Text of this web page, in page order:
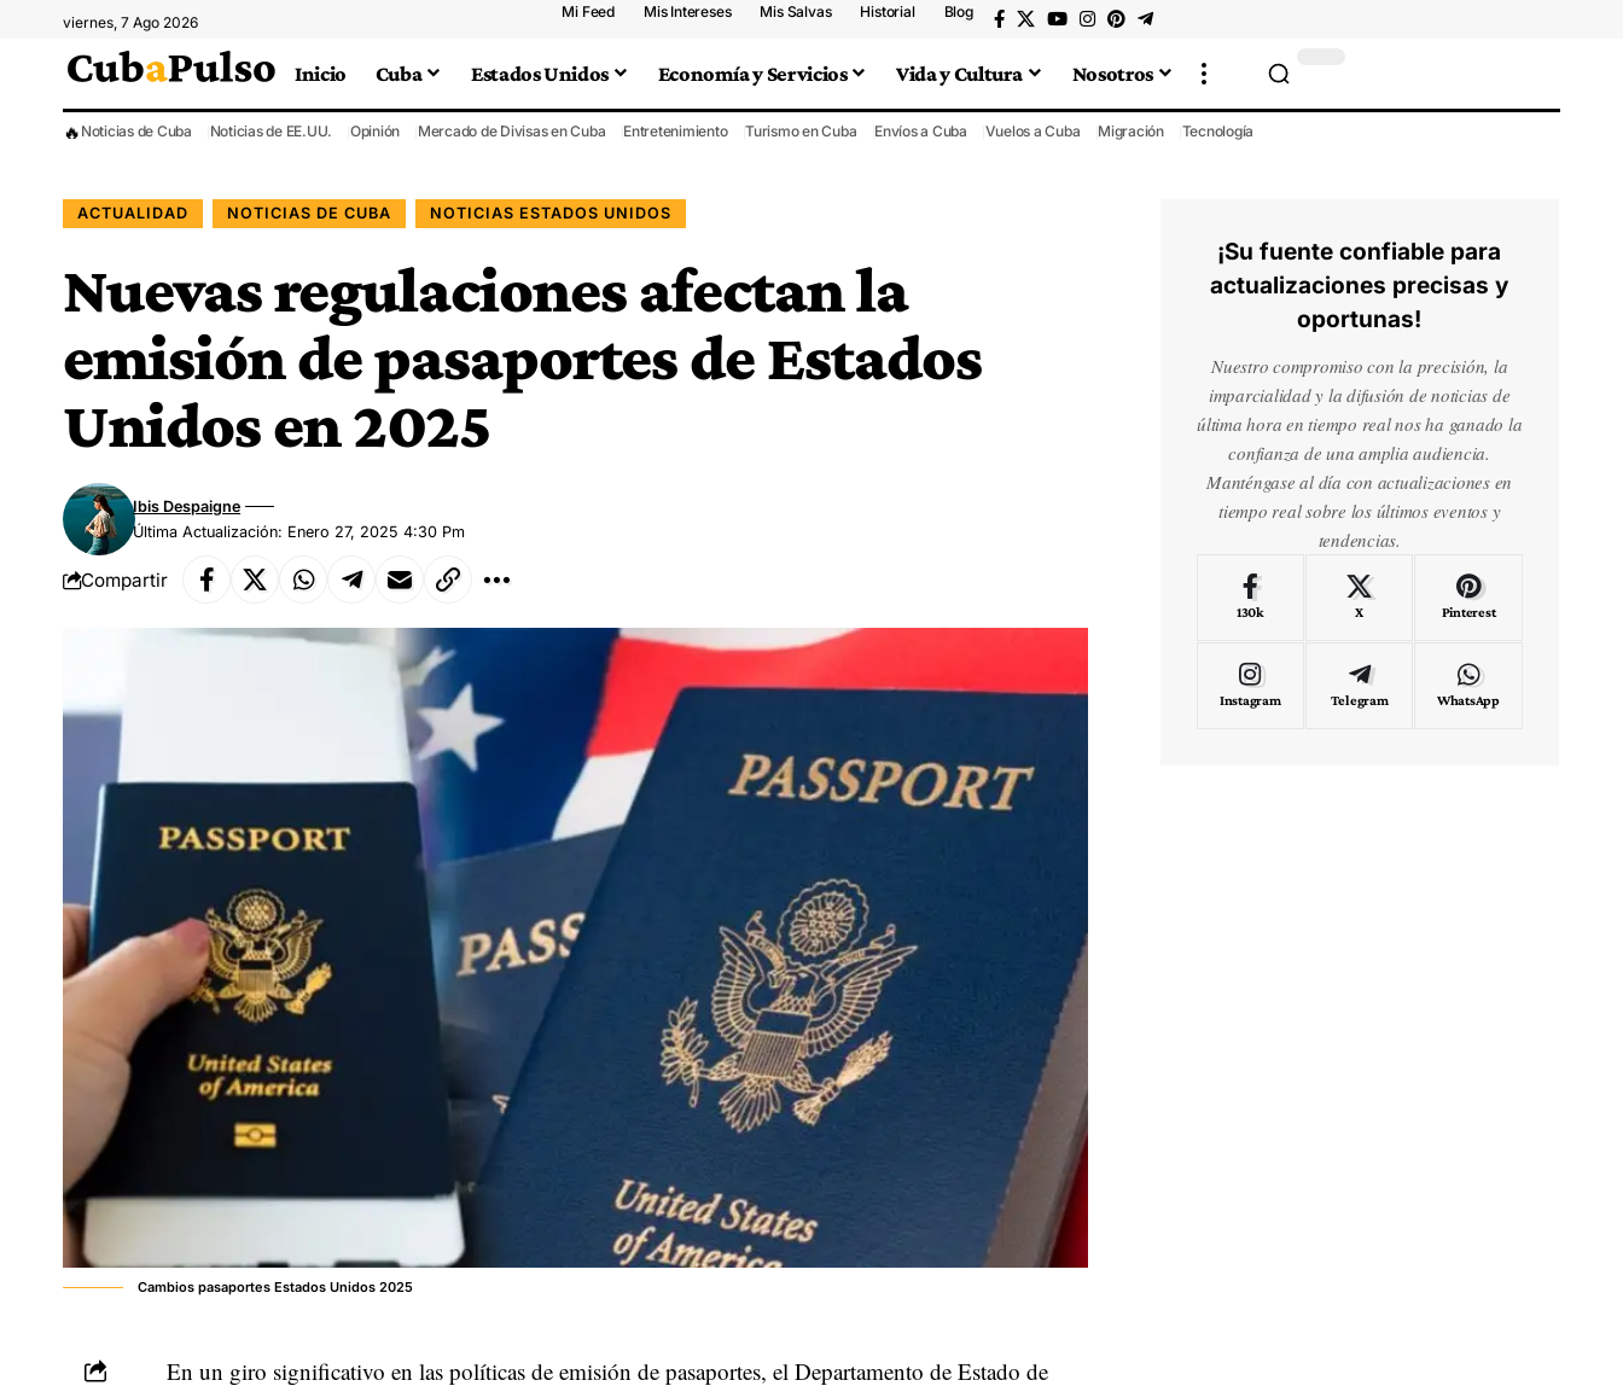
viernes, 7 Ago 2026
Mi Feed Mis Intereses Mis Salvas Historial Blog
Inicio Cuba Estados Unidos Economía y Servicios Vida y Cultura Nosotros
🔥 Noticias de Cuba Noticias de EE.UU. Opinión Mercado de Divisas en Cuba Entretenimiento Turismo en Cuba Envíos a Cuba Vuelos a Cuba Migración Tecnología
ACTUALIDAD NOTICIAS DE CUBA NOTICIAS ESTADOS UNIDOS
Nuevas regulaciones afectan la
emisión de pasaportes de Estados
Unidos en 2025
Última Actualización: Enero 27, 2025 4:30 Pm
Ibis Despaigne
Compartir
Cambios pasaportes Estados Unidos 2025
En un giro significativo en las políticas de emisión de pasaportes, el Departamento de Estado de
¡Su fuente confiable para
actualizaciones precisas y
oportunas!
Nuestro compromiso con la precisión, la
imparcialidad y la difusión de noticias de
última hora en tiempo real nos ha ganado la
confianza de una amplia audiencia.
Manténgase al día con actualizaciones en
tiempo real sobre los últimos eventos y
tendencias.
130k X Pinterest
Instagram Telegram WhatsApp